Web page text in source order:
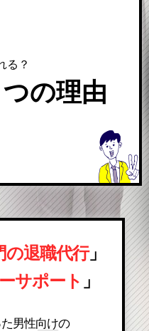
る？
の理由
の退職代行」
サポート 」
男性向けの